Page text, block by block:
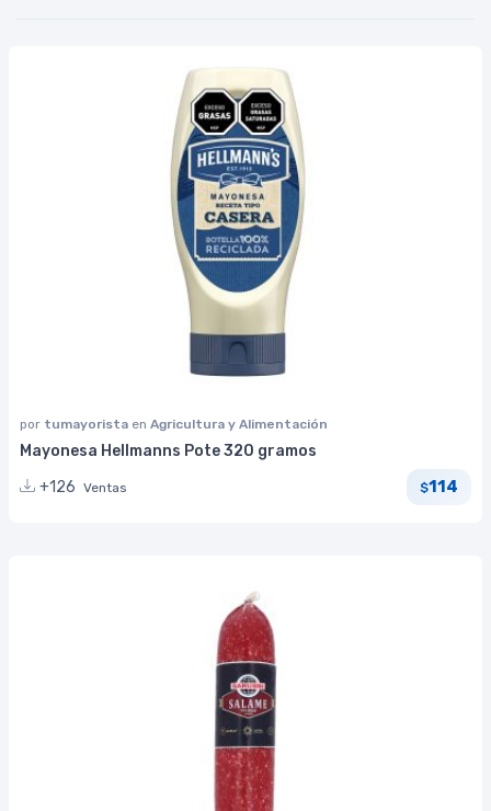
por tumayorista en Agricultura y Alimentación
Mayonesa Hellmanns Pote 320 gramos
+126 Ventas $114